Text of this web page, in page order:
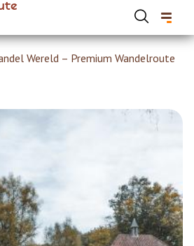
Wereld – Premium Wandelroute